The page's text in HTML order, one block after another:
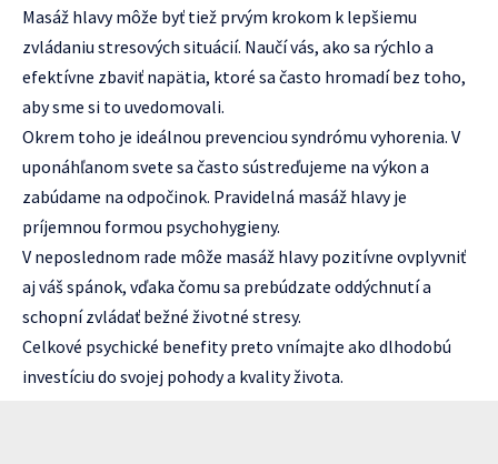
Masáž hlavy môže byť tiež prvým krokom k lepšiemu
zvládaniu stresových situácií. Naučí vás, ako sa rýchlo a
efektívne zbaviť napätia, ktoré sa často hromadí bez toho,
aby sme si to uvedomovali.
Okrem toho je ideálnou prevenciou syndrómu vyhorenia. V
uponáhľanom svete sa často sústreďujeme na výkon a
zabúdame na odpočinok. Pravidelná masáž hlavy je
príjemnou formou psychohygieny.
V neposlednom rade môže masáž hlavy pozitívne ovplyvniť
aj váš spánok, vďaka čomu sa prebúdzate oddýchnutí a
schopní zvládať bežné životné stresy.
Celkové psychické benefity preto vnímajte ako dlhodobú
investíciu do svojej pohody a kvality života.